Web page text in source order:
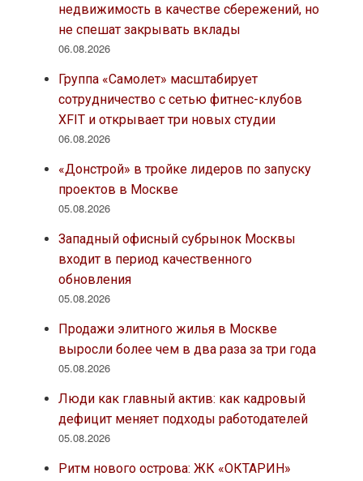
недвижимость в качестве сбережений, но
не спешат закрывать вклады
06.08.2026
Группа «Самолет» масштабирует
сотрудничество с сетью фитнес-клубов
XFIT и открывает три новых студии
06.08.2026
«Донстрой» в тройке лидеров по запуску
проектов в Москве
05.08.2026
Западный офисный субрынок Москвы
входит в период качественного
обновления
05.08.2026
Продажи элитного жилья в Москве
выросли более чем в два раза за три года
05.08.2026
Люди как главный актив: как кадровый
дефицит меняет подходы работодателей
05.08.2026
Ритм нового острова: ЖК «ОКТАРИН»